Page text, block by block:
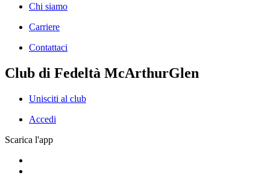
Chi siamo
Carriere
Contattaci
Club di Fedeltà McArthurGlen
Unisciti al club
Accedi
Scarica l'app